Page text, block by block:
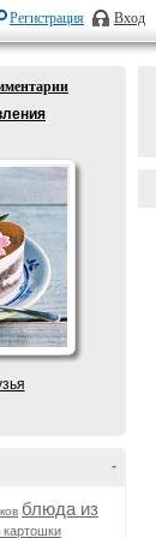
Регистрация Вход
-
блюда из